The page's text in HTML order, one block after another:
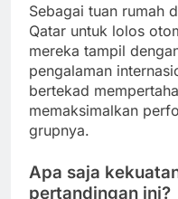
Sebagai tuan rumah
Qatar untuk lolos
mereka tampil
pengalaman
bertekad
memaksimalkan
grupnya.
Apa saja
pertandingan ini?